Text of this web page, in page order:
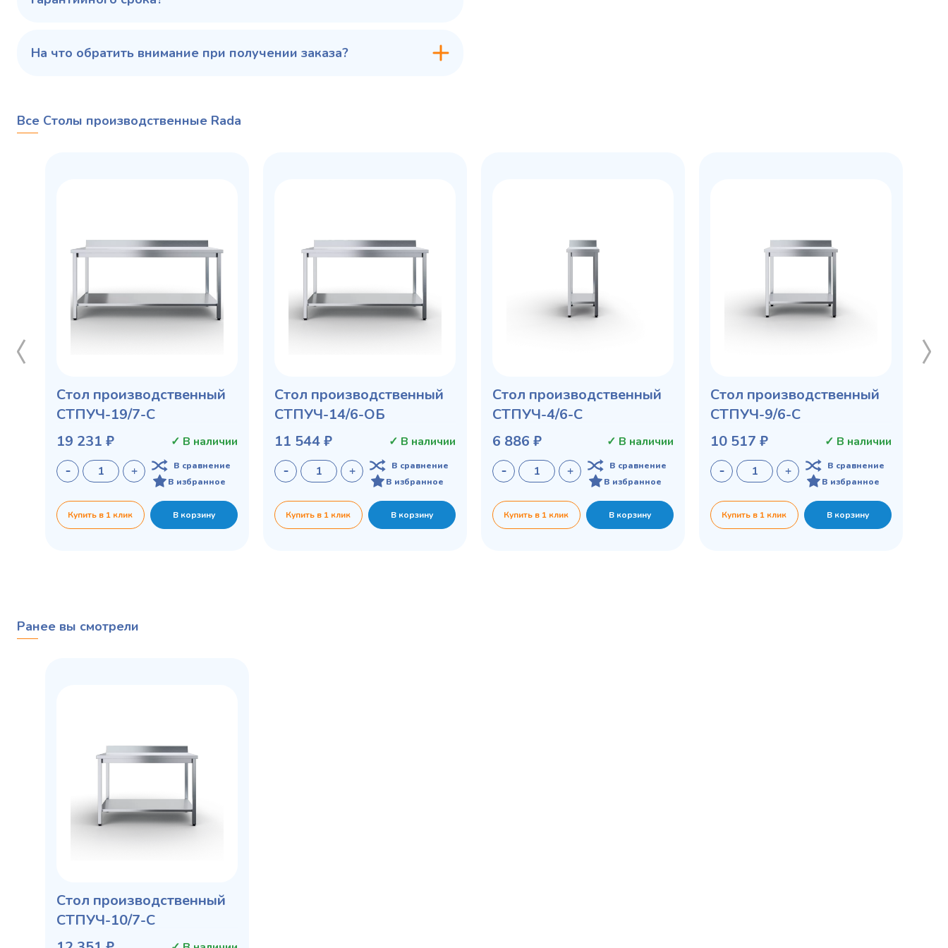
На что обратить внимание при получении заказа?
Все Столы производственные Rada
Стол производственный
СТПУЧ-19/7-С
19 231 ₽
✓ В наличии
В сравнение
В избранное
Купить в 1 клик В корзину
Стол производственный
СТПУЧ-14/6-ОБ
11 544 ₽
✓ В наличии
В сравнение
В избранное
Купить в 1 клик В корзину
Стол производственный
СТПУЧ-4/6-С
6 886 ₽
✓ В наличии
В сравнение
В избранное
Купить в 1 клик В корзину
Стол производственный
СТПУЧ-9/6-С
10 517 ₽
✓ В наличии
В сравнение
В избранное
Купить в 1 клик В корзину
Ранее вы смотрели
Стол производственный
СТПУЧ-10/7-С